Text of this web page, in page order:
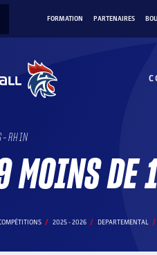
FORMATION PARTENAIRES
RHIN
DE
2025 - 2026 DEPARTEMENTAL